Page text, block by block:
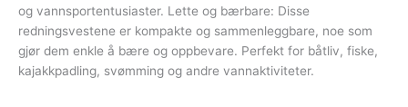
og vannsportentusiaster. Lette og bærbare: Disse
redningsvestene er kompakte og sammenleggbare, noe som
gjør dem enkle å bære og oppbevare. Perfekt for båtliv, fiske,
kajakkpadling, svømming og andre vannaktiviteter.